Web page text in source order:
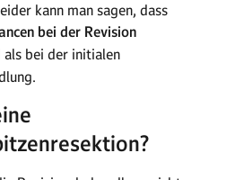
kann man sagen, dass
bei der Revision
als bei der initialen